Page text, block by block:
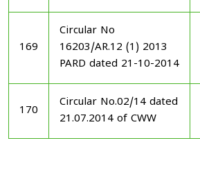
169
Circular No
16203/AR.12 (1) 2013
PARD dated 21-10-2014
170
Circular No.02/14 dated
21.07.2014 of CWW